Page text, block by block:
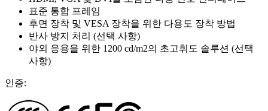
표준 통합 프레임
후면 장착 및 VESA 장착을 위한 다용도 장착 방법
반사 방지 처리 (선택 사항)
야외 응용을 위한 1200 cd/m2의 초고휘도 솔루션 (선택
사항)
인증: